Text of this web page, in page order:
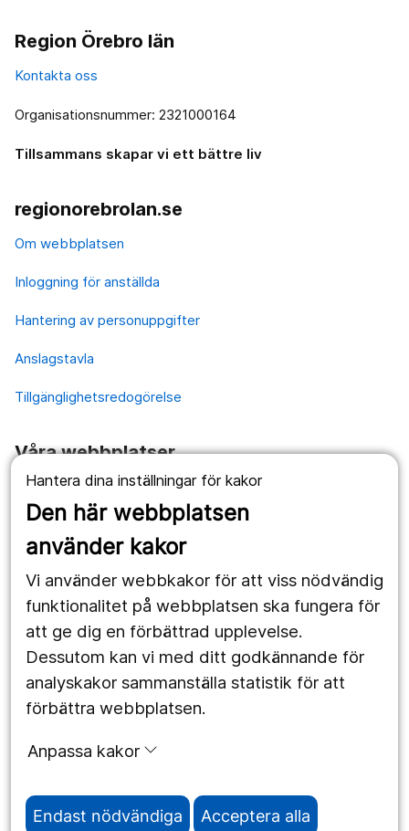
Hantera dina inställningar för kakor
Den här webbplatsen
använder kakor
Vi använder webbkakor för att viss nödvändig
funktionalitet på webbplatsen ska fungera för
att ge dig en förbättrad upplevelse.
Dessutom kan vi med ditt godkännande för
analyskakor sammanställa statistik för att
förbättra webbplatsen.
Anpassa kakor
Endast nödvändiga Acceptera alla
Region Örebro län
Kontakta oss
Organisationsnummer: 2321000164
Tillsammans skapar vi ett bättre liv
regionorebrolan.se
Om webbplatsen
Inloggning för anställda
Hantering av personuppgifter
Anslagstavla
Tillgänglighetsredogörelse
Våra webbplatser
1177.se
Länstrafiken
Utveckling
Följ oss
Facebook